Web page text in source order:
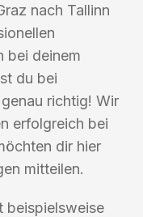
nach Tallinn
bei deinem
du bei
richtig! Wir
erfolgreich bei
dir hier
mitteilen.
beispielsweise